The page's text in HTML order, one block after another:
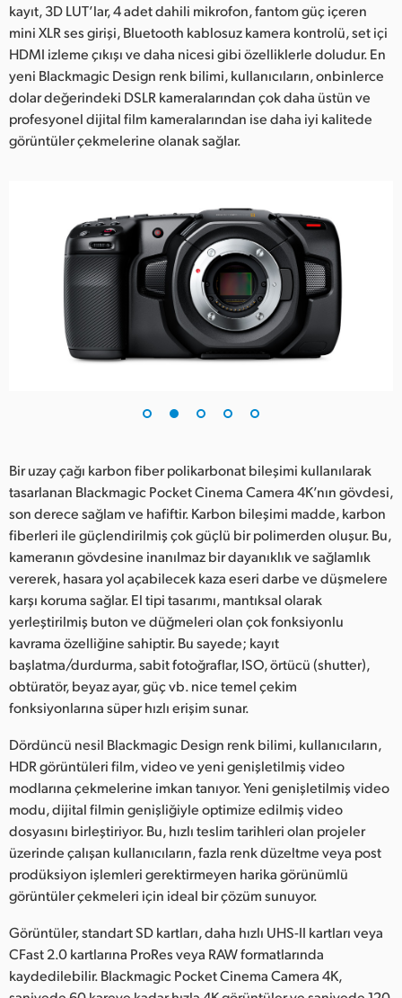
kayıt, 3D LUT’lar, 4 adet dahili mikrofon, fantom güç içeren
mini XLR ses girişi, Bluetooth kablosuz kamera kontrolü, set içi
HDMI izleme çıkışı ve daha nicesi gibi özelliklerle doludur. En
yeni Blackmagic Design renk bilimi, kullanıcıların, onbinlerce
dolar değerindeki DSLR kameralarından çok daha üstün ve
profesyonel dijital film kameralarından ise daha iyi kalitede
görüntüler çekmelerine olanak sağlar.
Bir uzay çağı karbon fiber polikarbonat bileşimi kullanılarak
tasarlanan Blackmagic Pocket Cinema Camera 4K’nın gövdesi,
son derece sağlam ve hafiftir. Karbon bileşimi madde, karbon
fiberleri ile güçlendirilmiş çok güçlü bir polimerden oluşur. Bu,
kameranın gövdesine inanılmaz bir dayanıklık ve sağlamlık
vererek, hasara yol açabilecek kaza eseri darbe ve düşmelere
karşı koruma sağlar. El tipi tasarımı, mantıksal olarak
yerleştirilmiş buton ve düğmeleri olan çok fonksiyonlu
kavrama özelliğine sahiptir. Bu sayede; kayıt
başlatma/durdurma, sabit fotoğraflar, ISO, örtücü (shutter),
obtüratör, beyaz ayar, güç vb. nice temel çekim
fonksiyonlarına süper hızlı erişim sunar.
Dördüncü nesil Blackmagic Design renk bilimi, kullanıcıların,
HDR görüntüleri film, video ve yeni genişletilmiş video
modlarına çekmelerine imkan tanıyor. Yeni genişletilmiş video
modu, dijital filmin genişliğiyle optimize edilmiş video
dosyasını birleştiriyor. Bu, hızlı teslim tarihleri olan projeler
üzerinde çalışan kullanıcıların, fazla renk düzeltme veya post
prodüksiyon işlemleri gerektirmeyen harika görünümlü
görüntüler çekmeleri için ideal bir çözüm sunuyor.
Görüntüler, standart SD kartları, daha hızlı UHS-II kartları veya
CFast 2.0 kartlarına ProRes veya RAW formatlarında
kaydedilebilir. Blackmagic Pocket Cinema Camera 4K,